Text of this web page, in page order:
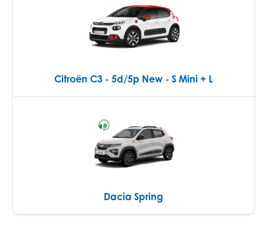
Citroën C3 - 5d/5p New - S Mini + L
Dacia Spring